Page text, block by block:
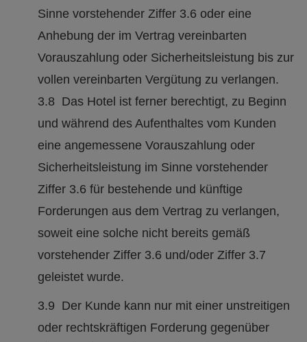
Sinne vorstehender Ziffer 3.6 oder eine
Anhebung der im Vertrag vereinbarten
Vorauszahlung oder Sicherheitsleistung bis zur
vollen vereinbarten Vergütung zu verlangen.
3.8 Das Hotel ist ferner berechtigt, zu Beginn
und während des Aufenthaltes vom Kunden
eine angemessene Vorauszahlung oder
Sicherheitsleistung im Sinne vorstehender
Ziffer 3.6 für bestehende und künftige
Forderungen aus dem Vertrag zu verlangen,
soweit eine solche nicht bereits gemäß
vorstehender Ziffer 3.6 und/oder Ziffer 3.7
geleistet wurde.
3.9 Der Kunde kann nur mit einer unstreitigen
oder rechtskräftigen Forderung gegenüber